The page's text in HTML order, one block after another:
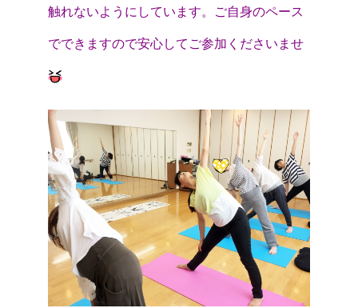
触れないようにしています。ご自身のペース
でできますので安心してご参加くださいませ